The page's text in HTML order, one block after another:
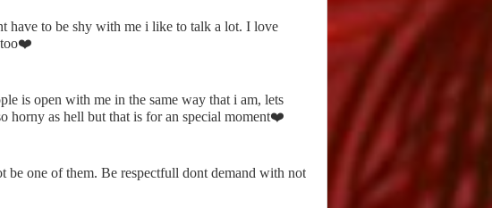
have to be shy with me i like to talk a lot. I love
too❤️
is open with me in the same way that i am, lets
horny as hell but that is for an special moment❤️
one of them. Be respectfull dont demand with not